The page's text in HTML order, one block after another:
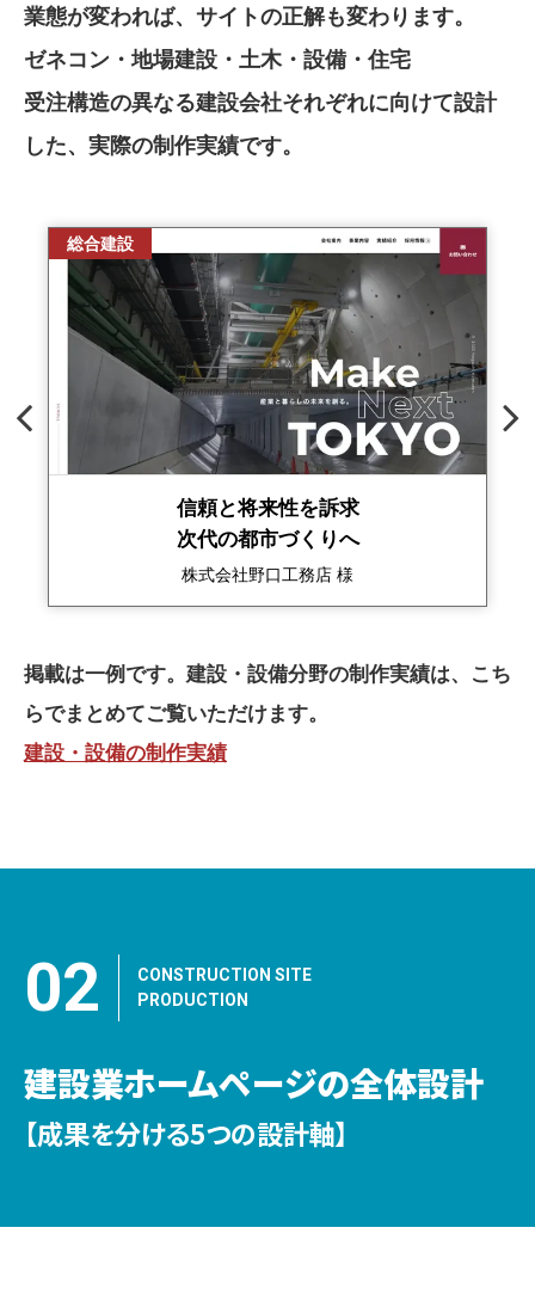
業態が変われば、サイトの正解も変わります。
ゼネコン・地場建設・土木・設備・住宅
受注構造の異なる建設会社それぞれに向けて設計
した、実際の制作実績です。
総合建設
信頼と将来性を訴求
次代の都市づくりへ
株式会社野口工務店 様
掲載は一例です。建設・設備分野の制作実績は、こち
らでまとめてご覧いただけます。
建設・設備の制作実績
02
CONSTRUCTION SITE
PRODUCTION
建設業ホームページの全体設計
【成果を分ける5つの設計軸】